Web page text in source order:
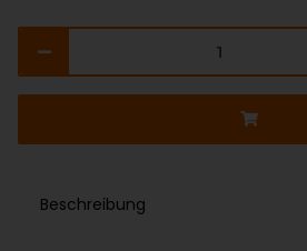
Beschreibung